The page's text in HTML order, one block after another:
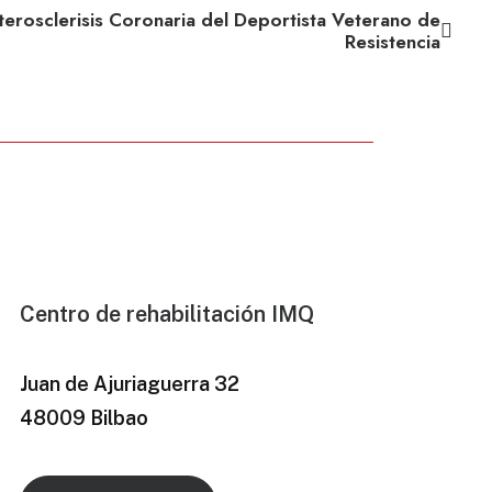
Coronaria del Deportista Veterano de
Resistencia
Centro de rehabilitación IMQ
Juan de Ajuriaguerra 32
48009 Bilbao